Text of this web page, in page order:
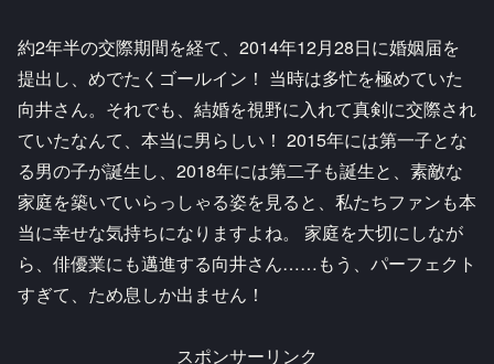
約2年半の交際期間を経て、2014年12月28日に婚姻届を
提出し、めでたくゴールイン！ 当時は多忙を極めていた
向井さん。それでも、結婚を視野に入れて真剣に交際され
ていたなんて、本当に男らしい！ 2015年には第一子とな
る男の子が誕生し、2018年には第二子も誕生と、素敵な
家庭を築いていらっしゃる姿を見ると、私たちファンも本
当に幸せな気持ちになりますよね。 家庭を大切にしなが
ら、俳優業にも邁進する向井さん……もう、パーフェクト
すぎて、ため息しか出ません！
スポンサーリンク